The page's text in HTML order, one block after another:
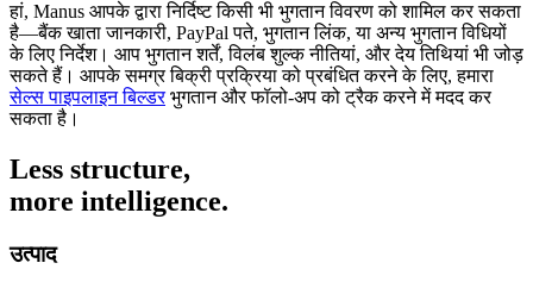
हां, Manus आपके द्वारा निर्दिष्ट किसी भी भुगतान विवरण को शामिल कर सकता
है—बैंक खाता जानकारी, PayPal पते, भुगतान लिंक, या अन्य भुगतान विधियों
के लिए निर्देश। आप भुगतान शर्तें, विलंब शुल्क नीतियां, और देय तिथियां भी जोड़
सकते हैं। आपके समग्र बिक्री प्रक्रिया को प्रबंधित करने के लिए, हमारा
सेल्स पाइपलाइन बिल्डरभुगतान और फॉलो-अप को ट्रैक करने में मदद कर
सकता है।
Less structure,
more intelligence.
उत्पाद